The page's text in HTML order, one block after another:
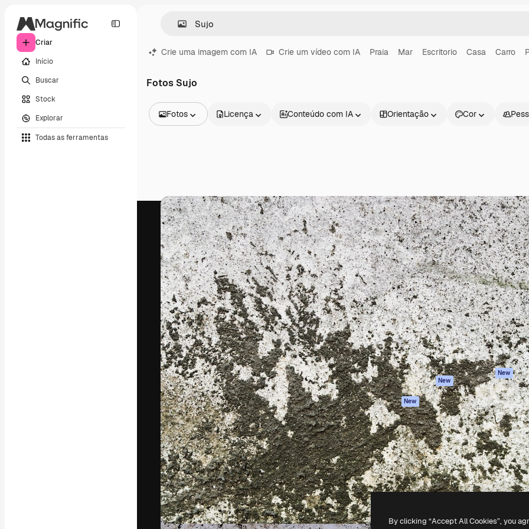
Criar
Início
Buscar
Stock
Explorar
Todas as ferramentas
Crie uma imagem com IA Crie um vídeo com IA Praia Mar Escritorio Casa Carro
Fotos Sujo
Fotos
Vídeos
Clipes de vídeo
Animações
Modelos de vídeos
Ícones
Modelos 3D
Fontes
Licença Conteúdo com IA Orientação Cor
A plataforma criativa para você direcionar
seu melhor trabalho. Mais de 1 milhão de
assinantes entre criativos, empresas,
agências e estúdios.
Português
Produtos
Spaces
Assistente de IA
Gerador de
imagens
Gerador de vídeos
Texto para voz
Conteúdo de stock
MCP para
Claude/ChatGPT
New
Agentes New
API
App móvel
Todas as
ferramentas
Começar
Academy
Documentação
Atendimento
Termos e
condições
Política de
privacidade
Originais New
Política de
Central de
confiabilidade
Afiliados
Empresas
Copyright © 2010-2026Freepik Company S.L.U.Todos os direitos reservados.
By clicking “Accept All Cookies”, you